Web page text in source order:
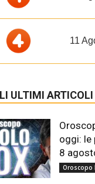
11
ULTIMI ARTICOLI
oggi: le
8
Oroscopo